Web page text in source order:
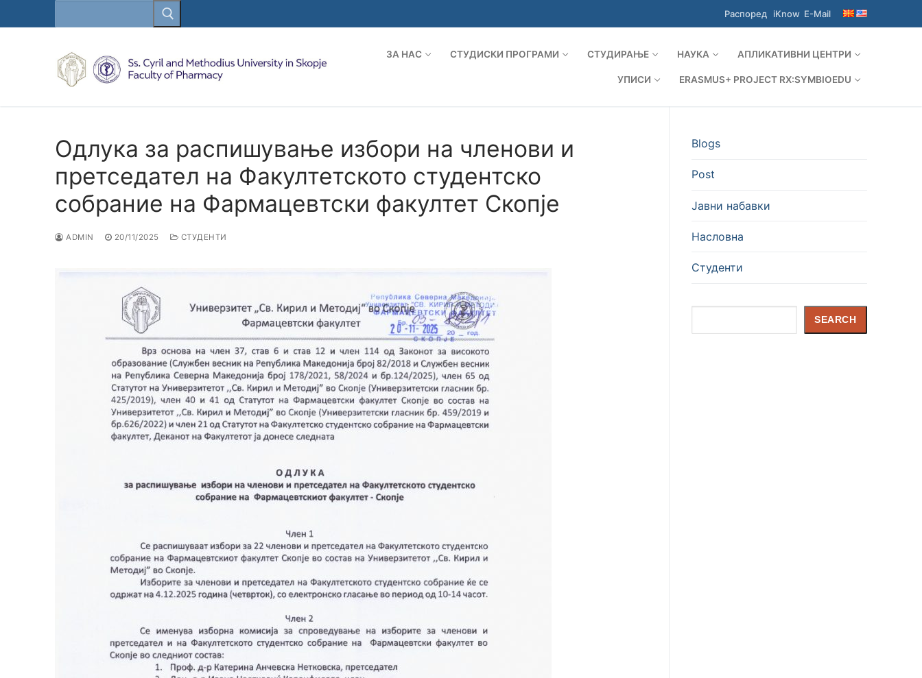
to
Search
Распоред iKnow E-Mail
ЗА НАС СТУДИСКИ ПРОГРАМИ СТУДИРАЊЕ НАУКА АПЛИКАТИВНИ ЦЕНТРИ
УПИСИ ERASMUS+ PROJECT RX:SYMBIOEDU
Одлука за распишување избори на членови и
претседател на Факултетското студентско
собрание на Фармацевтски факултет Скопје
ADMIN 20/11/2025 СТУДЕНТИ
Blogs
Post
Јавни набавки
Насловна
Студенти
SEARCH